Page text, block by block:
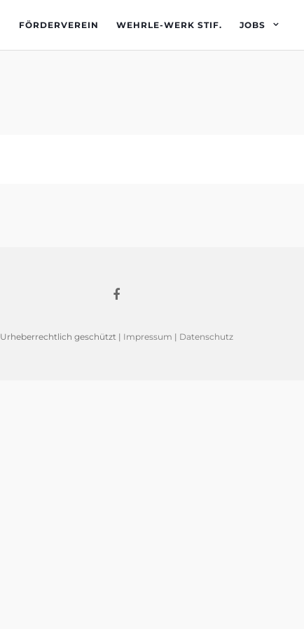
FÖRDERVEREIN WEHRLE-WERK STIF. JOBS
Urheberrechtlich geschützt | Impressum | Datenschutz